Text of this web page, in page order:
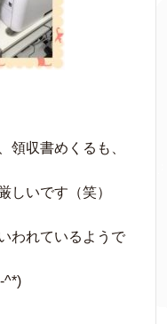
領収書めくるも、
しいです（笑）
われているようで
^*)